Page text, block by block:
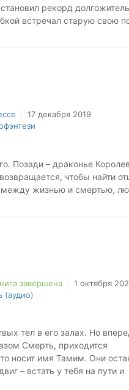
рекорд
встречал старую свою
17 декабря 2019
Позади – драконье
чтобы найти
между жизнью и смертью,
завершена
1 октября
(аудио)
тел в его залах. Но
Смерть, приходится
носит имя Тамим. Они
– встать у тебя на пути и